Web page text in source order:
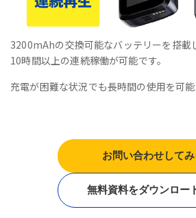
3200mAhの交換可能なバッテリーを搭載
10時間以上の連続稼働が可能です。
充電が困難な状況でも長時間の使用を可能
お問い合わせしてみ
無料資料をダウンロー